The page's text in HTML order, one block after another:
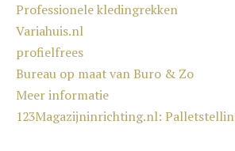
Professionele kledingrekken
Variahuis.nl
profielfrees
Bureau op maat van Buro & Zo
Meer informatie
123Magazijninrichting.nl: